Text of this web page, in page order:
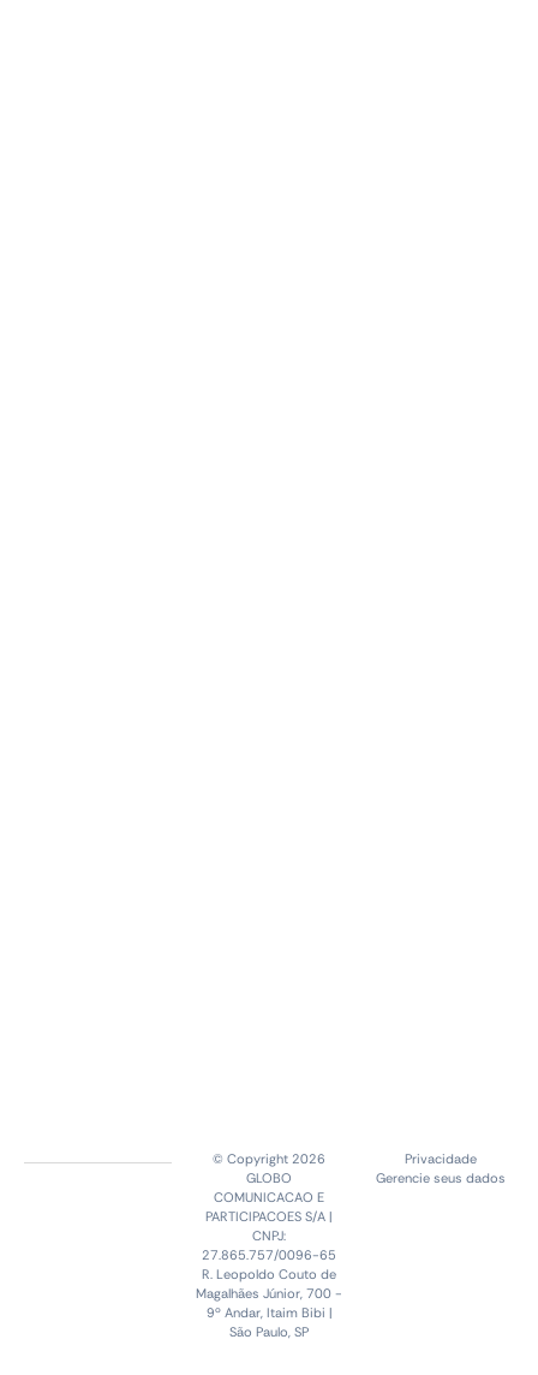
© Copyright 2026
GLOBO
COMUNICACAO E
PARTICIPACOES S/A |
CNPJ:
27.865.757/0096-65
R. Leopoldo Couto de
Magalhães Júnior, 700 -
9º Andar, Itaim Bibi |
São Paulo, SP
Privacidade
Gerencie seus dados